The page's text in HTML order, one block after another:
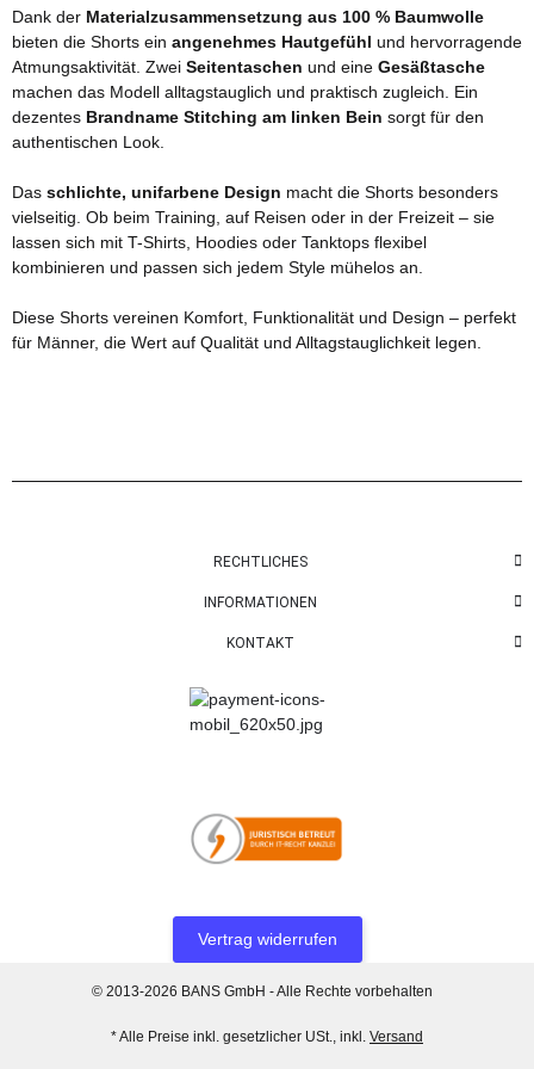
Dank der Materialzusammensetzung aus 100 % Baumwolle
bieten die Shorts ein angenehmes Hautgefühl und hervorragende
Atmungsaktivität. Zwei Seitentaschen und eine Gesäßtasche
machen das Modell alltagstauglich und praktisch zugleich. Ein
dezentes Brandname Stitching am linken Bein sorgt für den
authentischen Look.
Das schlichte, unifarbene Design macht die Shorts besonders
vielseitig. Ob beim Training, auf Reisen oder in der Freizeit – sie
lassen sich mit T-Shirts, Hoodies oder Tanktops flexibel
kombinieren und passen sich jedem Style mühelos an.
Diese Shorts vereinen Komfort, Funktionalität und Design – perfekt
für Männer, die Wert auf Qualität und Alltagstauglichkeit legen.
RECHTLICHES
INFORMATIONEN
KONTAKT
Vertrag widerrufen
© 2013-2026 BANS GmbH - Alle Rechte vorbehalten
* Alle Preise inkl. gesetzlicher USt., inkl. Versand